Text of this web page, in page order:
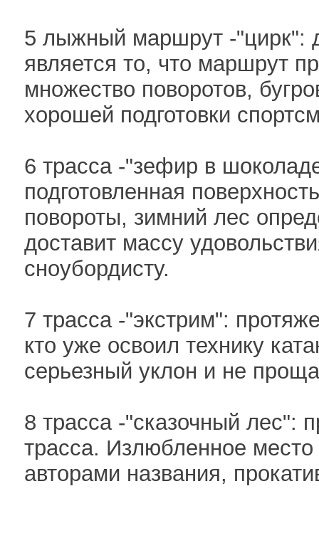
5 лыжный маршрут -"цирк":
является то, что маршрут
множество поворотов,
хорошей подготовки
6 трасса -"зефир в
подготовленная
повороты, зимний лес
доставит массу
сноубордисту.
7 трасса -"экстрим":
кто уже освоил технику
серьезный уклон и не
8 трасса -"сказочный лес":
трасса. Излюбленное
авторами названия,